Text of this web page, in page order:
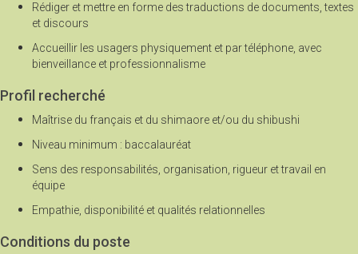
Rédiger et mettre en forme des traductions de documents, textes
et discours
Accueillir les usagers physiquement et par téléphone, avec
bienveillance et professionnalisme
Profil recherché
Maîtrise du français et du shimaore et/ou du shibushi
Niveau minimum : baccalauréat
Sens des responsabilités, organisation, rigueur et travail en
équipe
Empathie, disponibilité et qualités relationnelles
Conditions du poste